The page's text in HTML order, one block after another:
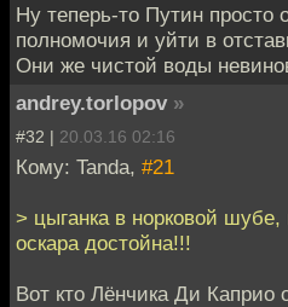
Ну теперь-то Путин просто
полномочия и уйти в
Они же чистой воды
andrey.torlopov »
#32 | 20.03.16 02:16
Кому: Tanda, #21
> цыганка в норковой
оскара достойна!!!
Вот кто Лёнчика Ди